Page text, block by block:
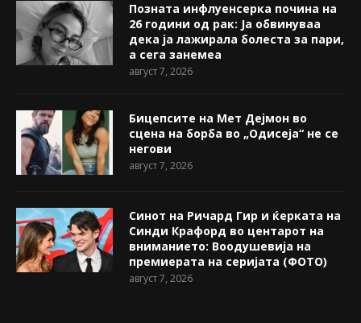
Позната инфлуенсерка почина на
26 години од рак: Ја обвинуваа
дека ја лажирала болеста за пари,
а сега занемеа
август 7, 2026
Бицепсите на Мет Дејмон во
сцена на борба во „Одисеја“ не се
негови
август 7, 2026
Синот на Ричард Гир и ќерката на
Синди Крафорд во центарот на
вниманието: Воодушевија на
премиерата на серијата (ФОТО)
август 7, 2026